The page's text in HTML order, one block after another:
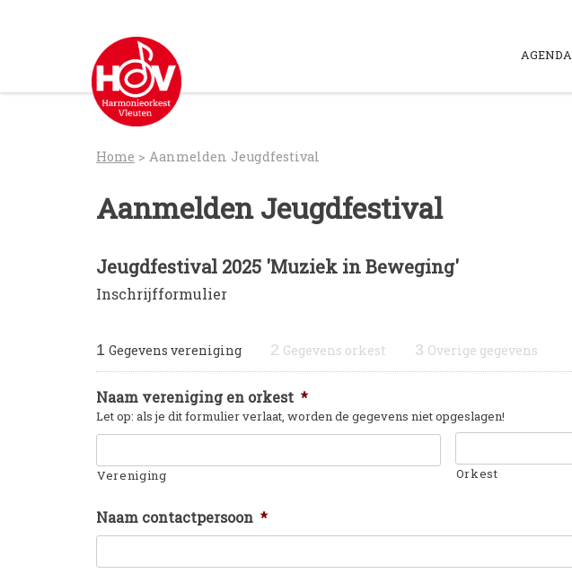
AGENDA
Home > Aanmelden Jeugdfestival
Aanmelden Jeugdfestival
Jeugdfestival 2025 'Muziek in Beweging'
Inschrijfformulier
1 Gegevens vereniging 2 Gegevens orkest 3 Overige gegevens
Naam vereniging en orkest *
Let op: als je dit formulier verlaat, worden de gegevens niet opgeslagen!
Vereniging Orkest
Naam contactpersoon *